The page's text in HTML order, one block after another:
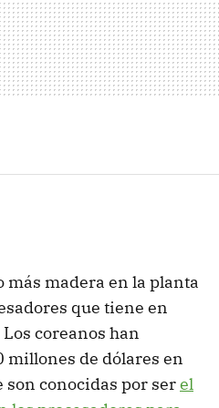
más madera en la planta
que tiene en
coreanos han
de dólares en
conocidas por serel